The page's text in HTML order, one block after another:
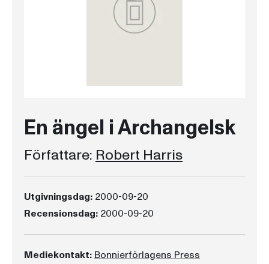
En ängel i Archangelsk
Författare: Robert Harris
Utgivningsdag: 2000-09-20
Recensionsdag: 2000-09-20
Mediekontakt: Bonnierförlagens Press